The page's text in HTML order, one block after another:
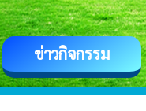
ข่าวกิจกรรม